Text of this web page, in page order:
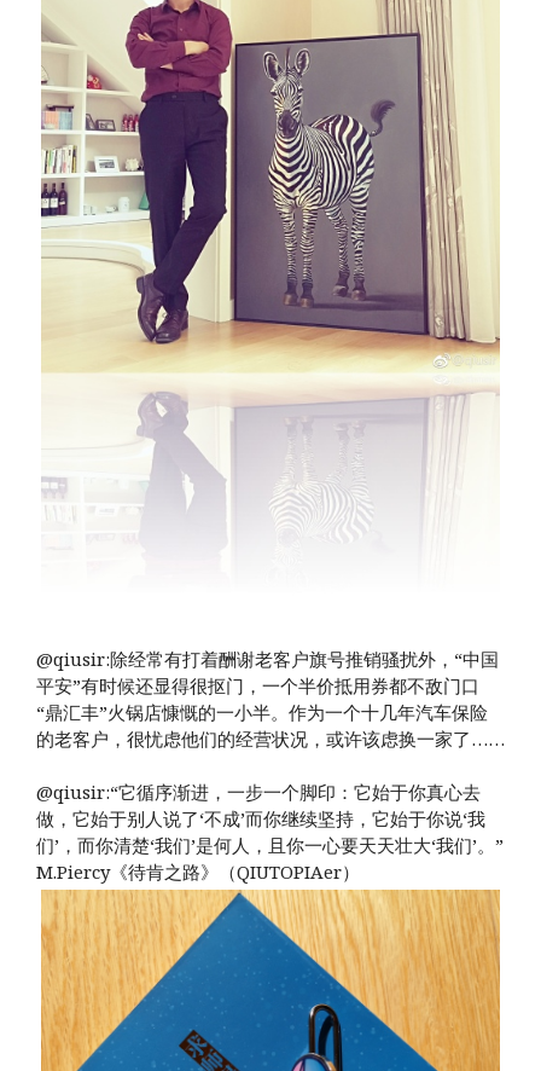
@qiusir:除经常有打着酬谢老客户旗号推销骚扰外，“中国
平安”有时候还显得很抠门，一个半价抵用券都不敌门口
“鼎汇丰”火锅店慷慨的一小半。作为一个十几年汽车保险
的老客户，很忧虑他们的经营状况，或许该虑换一家了……
@qiusir:“它循序渐进，一步一个脚印：它始于你真心去
做，它始于别人说了‘不成’而你继续坚持，它始于你说‘我
们’，而你清楚‘我们’是何人，且你一心要天天壮大‘我们’。”
M.Piercy《待肯之路》（QIUTOPIAer）